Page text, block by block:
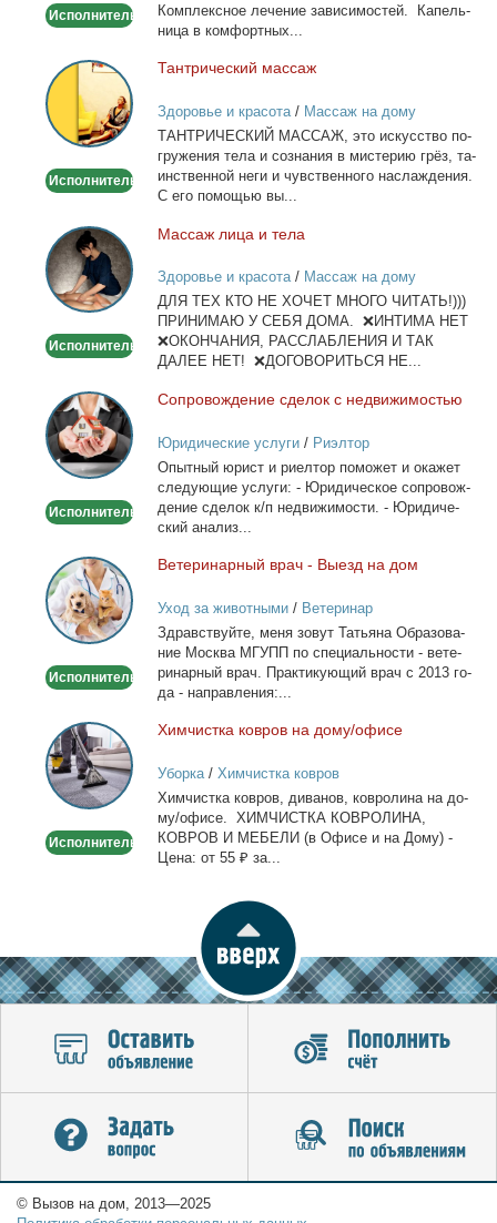
Исполнитель
Ком­плекс­ное ле­че­ние за­ви­си­мо­стей. Ка­пель­
ни­ца в ком­форт­ных...
Тантрический
массаж
Исполнитель
Тан­три­че­ский мас­саж
Здоровье и красота/ Массаж на дому
ТАНТРИЧЕСКИЙ МАССАЖ, это ис­кус­ство по­
гру­же­ния те­ла и со­зна­ния в ми­сте­рию грёз, та­
ин­ствен­ной неги и чув­ствен­но­го на­сла­жде­ния.
С его по­мо­щью вы...
Массаж
лица
и
тела
Исполнитель
Мас­саж ли­ца и те­ла
Здоровье и красота/ Массаж на дому
ДЛЯ ТЕХ КТО НЕ ХОЧЕТ МНОГО ЧИТАТЬ!)))
ПРИНИМАЮ У СЕБЯ ДОМА. ❌ИНТИМА НЕТ
❌ОКОНЧАНИЯ, РАССЛАБЛЕНИЯ И ТАК
ДАЛЕЕ НЕТ! ❌ДОГОВОРИТЬСЯ НЕ...
Сопровождение
сделок
с
недвижимостью
Исполнитель
Со­про­вож­де­ние сде­лок с недви­жи­мо­стью
Юридические услуги/ Риэлтор
Опыт­ный юрист и ри­ел­тор по­мо­жет и ока­жет
сле­ду­ю­щие услу­ги: - Юри­ди­че­ское со­про­вож­
де­ние сде­лок к/п недви­жи­мо­сти. - Юри­ди­че­
ский ана­лиз...
Ветеринарный
врач
-
Выезд
дом
Исполнитель
Ве­те­ри­нар­ный врач - Вы­езд на дом
Уход за животными/ Ветеринар
Здрав­ствуй­те, ме­ня зо­вут Та­тья­на Об­ра­зо­ва­
ние Москва МГУПП по спе­ци­аль­но­сти - ве­те­
ри­нар­ный врач. Прак­ти­ку­ю­щий врач с 2013 го­
да - на­прав­ле­ния:...
Химчистка
ковров
на
дому/
Исполнитель
Хим­чист­ка ков­ров на до­му/офи­се
Уборка/ Химчистка ковров
Хим­чист­ка ков­ров, ди­ва­нов, ков­ро­ли­на на до­
му/офи­се. ХИМЧИСТКА КОВРОЛИНА,
КОВРОВ И МЕБЕЛИ (в Офи­се и на До­му) -
Це­на: от 55 ₽ за...
© Вызов на дом, 2013—2025